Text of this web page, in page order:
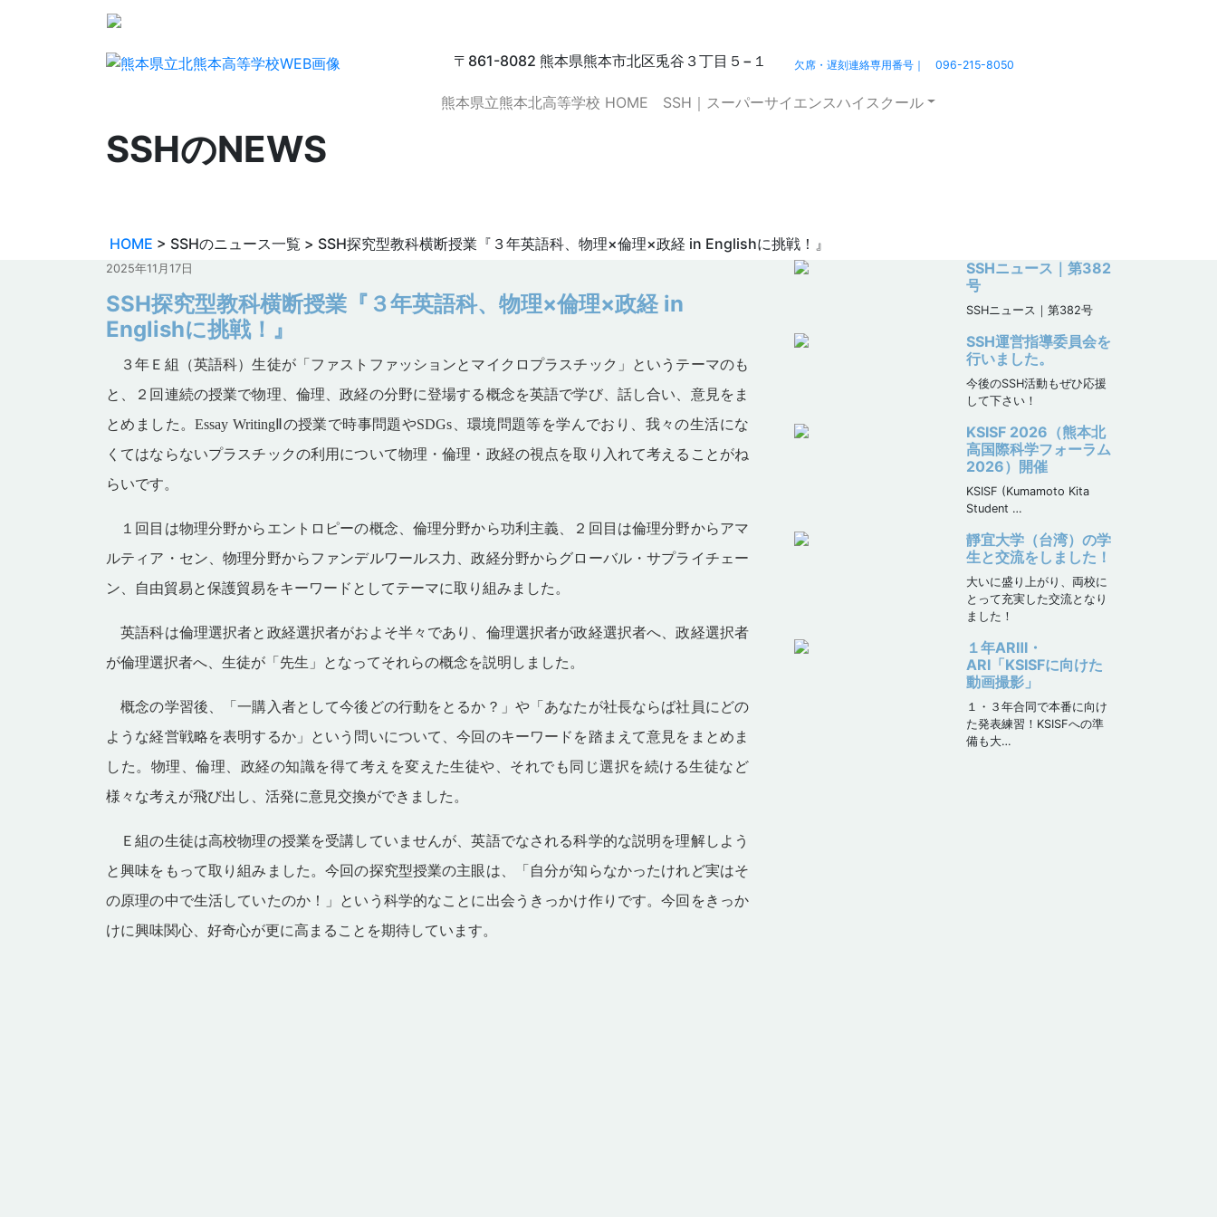
〒861-8082 熊本県熊本市北区兎谷３丁目５−１
欠席・遅刻連絡専用番号｜ 096-215-8050
熊本県立熊本北高等学校 HOME SSH｜スーパーサイエンスハイスクール
SSHのNEWS
HOME > SSHのニュース一覧 > SSH探究型教科横断授業『３年英語科、物理×倫理×政経 in Englishに挑戦！』
2025年11月17日
SSH探究型教科横断授業『３年英語科、物理×倫理×政経 in
Englishに挑戦！』
３年Ｅ組（英語科）生徒が「ファストファッションとマイクロプラスチック」というテーマのも
と、２回連続の授業で物理、倫理、政経の分野に登場する概念を英語で学び、話し合い、意見をま
とめました。Essay WritingⅡの授業で時事問題やSDGs、環境問題等を学んでおり、我々の生活にな
くてはならないプラスチックの利用について物理・倫理・政経の視点を取り入れて考えることがね
らいです。
１回目は物理分野からエントロピーの概念、倫理分野から功利主義、２回目は倫理分野からアマ
ルティア・セン、物理分野からファンデルワールス力、政経分野からグローバル・サプライチェー
ン、自由貿易と保護貿易をキーワードとしてテーマに取り組みました。
英語科は倫理選択者と政経選択者がおよそ半々であり、倫理選択者が政経選択者へ、政経選択者
が倫理選択者へ、生徒が「先生」となってそれらの概念を説明しました。
概念の学習後、「一購入者として今後どの行動をとるか？」や「あなたが社長ならば社員にどの
ような経営戦略を表明するか」という問いについて、今回のキーワードを踏まえて意見をまとめま
した。物理、倫理、政経の知識を得て考えを変えた生徒や、それでも同じ選択を続ける生徒など
様々な考えが飛び出し、活発に意見交換ができました。
Ｅ組の生徒は高校物理の授業を受講していませんが、英語でなされる科学的な説明を理解しよう
と興味をもって取り組みました。今回の探究型授業の主眼は、「自分が知らなかったけれど実はそ
の原理の中で生活していたのか！」という科学的なことに出会うきっかけ作りです。今回をきっか
けに興味関心、好奇心が更に高まることを期待しています。
SSHニュース｜第382
号
SSHニュース｜第382号
SSH運営指導委員会を
行いました。
今後のSSH活動もぜひ応援
して下さい！
KSISF 2026（熊本北
高国際科学フォーラム
2026）開催
KSISF (Kumamoto Kita
Student …
靜宜大学（台湾）の学
生と交流をしました！
大いに盛り上がり、両校に
とって充実した交流となり
ました！
１年ARⅢ・
ARⅠ「KSISFに向けた
動画撮影」
１・３年合同で本番に向け
た発表練習！KSISFへの準
備も大…